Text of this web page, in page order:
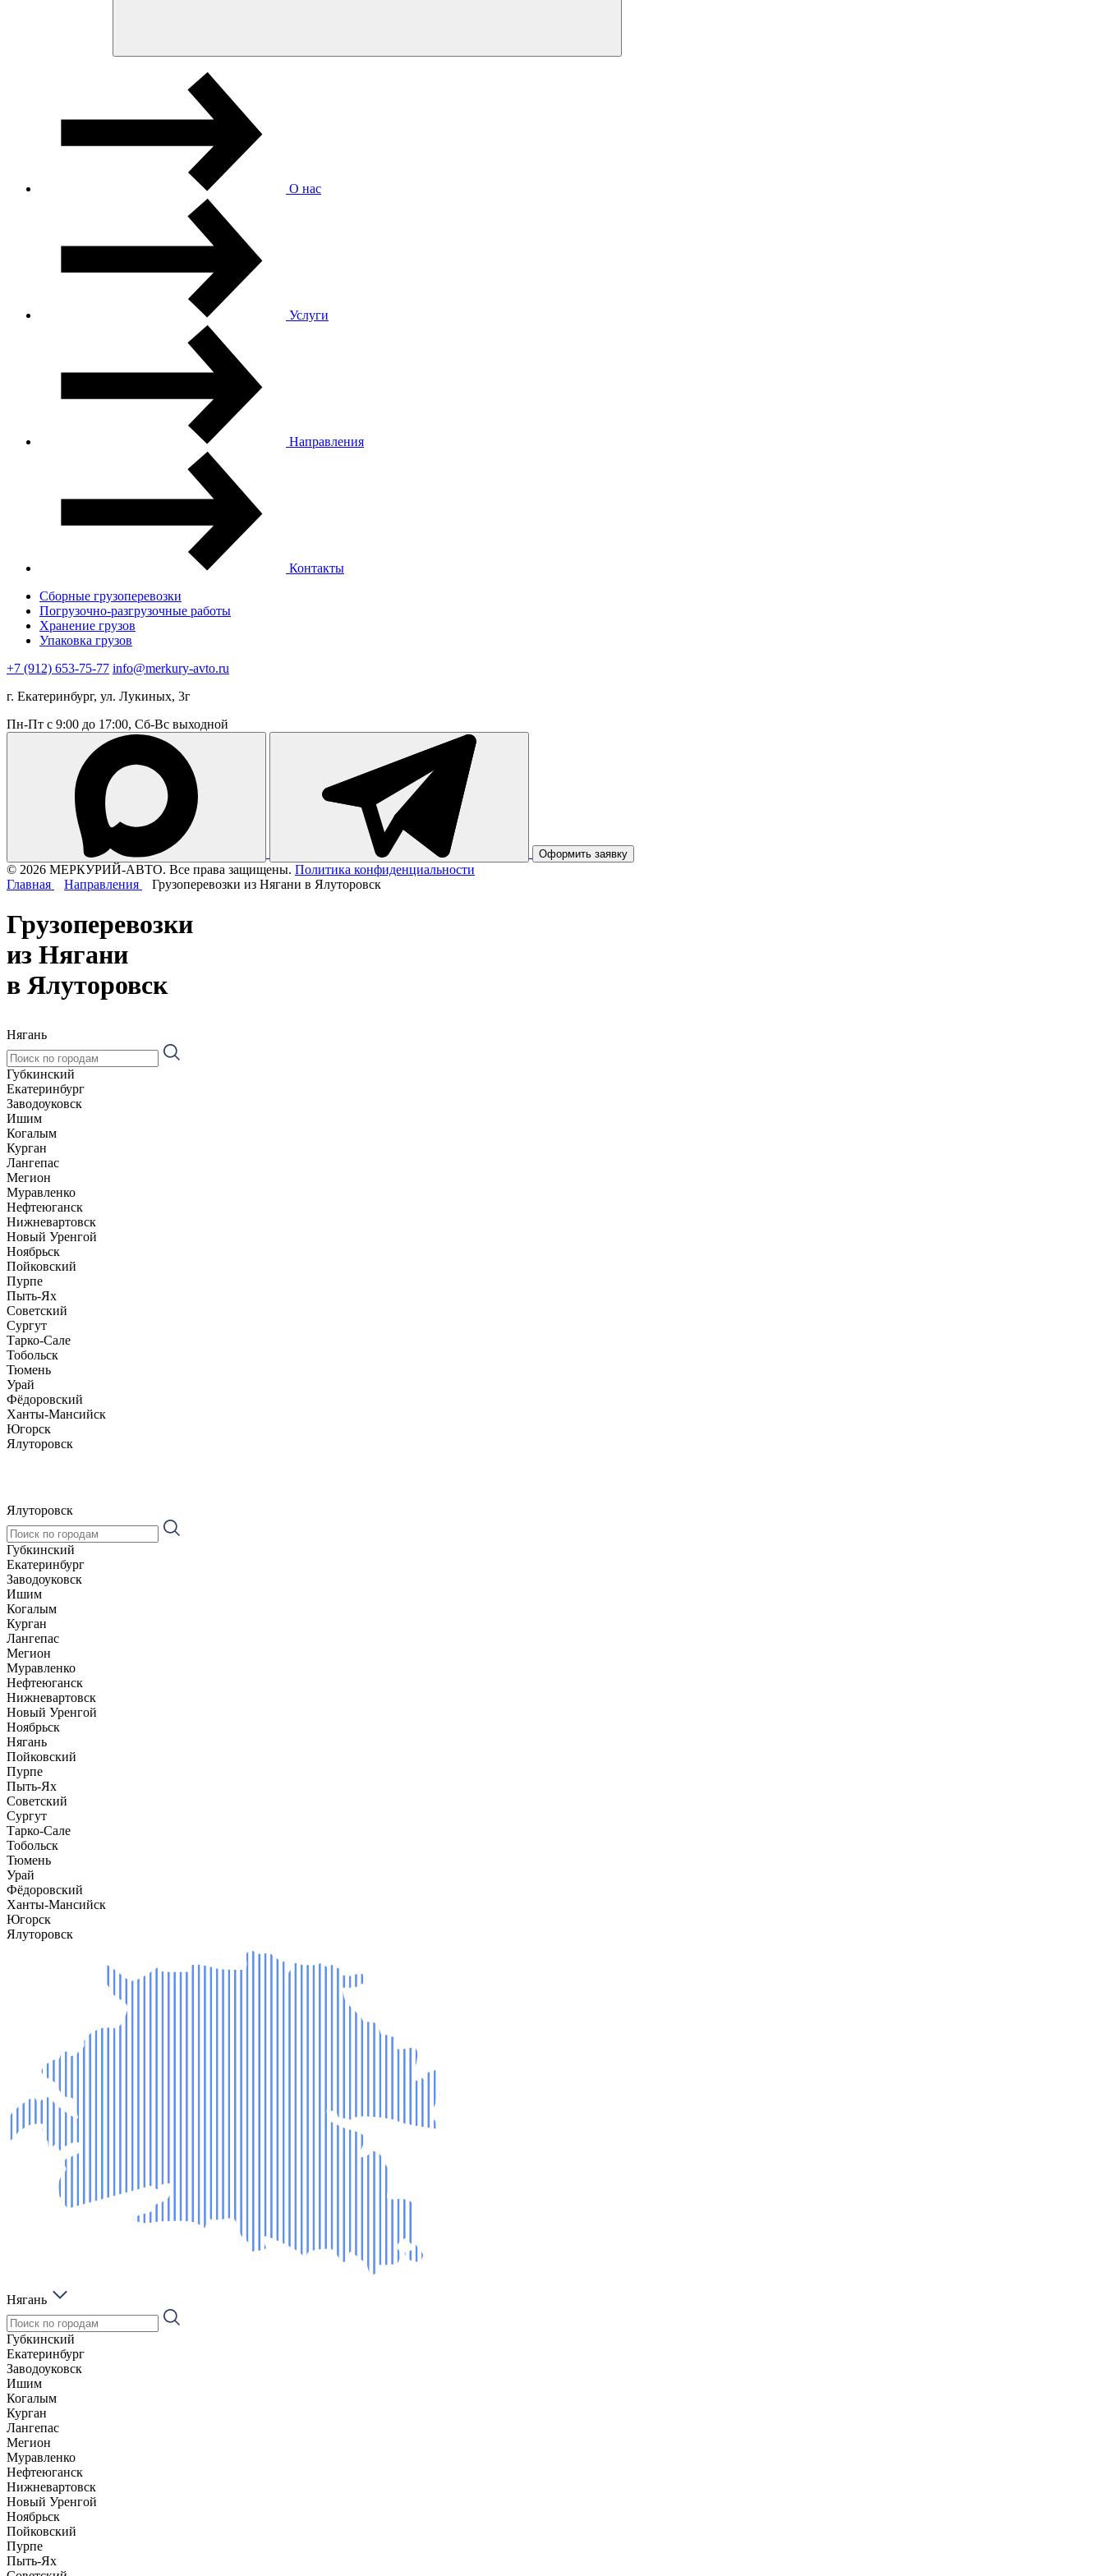
О нас
Услуги
Направления
Контакты
Сборные грузоперевозки
Погрузочно-разгрузочные работы
Хранение грузов
Упаковка грузов
+7 (912) 653-75-77 info@merkury-avto.ru
г. Екатеринбург, ул. Лукиных, 3г
Пн-Пт с 9:00 до 17:00, Сб-Вс выходной
Оформить заявку
© 2026 МЕРКУРИЙ-АВТО. Все права защищены. Политика конфиденциальности
Главная
Направления Грузоперевозки из Нягани в Ялуторовск
Грузоперевозки
из Нягани
в Ялуторовск
Нягань
Губкинский
Екатеринбург
Заводоуковск
Ишим
Когалым
Курган
Лангепас
Мегион
Муравленко
Нефтеюганск
Нижневартовск
Новый Уренгой
Ноябрьск
Пойковский
Пурпе
Пыть-Ях
Советский
Сургут
Тарко-Сале
Тобольск
Тюмень
Урай
Фёдоровский
Ханты-Мансийск
Югорск
Ялуторовск
Ялуторовск
Губкинский
Екатеринбург
Заводоуковск
Ишим
Когалым
Курган
Лангепас
Мегион
Муравленко
Нефтеюганск
Нижневартовск
Новый Уренгой
Ноябрьск
Нягань
Пойковский
Пурпе
Пыть-Ях
Советский
Сургут
Тарко-Сале
Тобольск
Тюмень
Урай
Фёдоровский
Ханты-Мансийск
Югорск
Ялуторовск
Нягань
Губкинский
Екатеринбург
Заводоуковск
Ишим
Когалым
Курган
Лангепас
Мегион
Муравленко
Нефтеюганск
Нижневартовск
Новый Уренгой
Ноябрьск
Пойковский
Пурпе
Пыть-Ях